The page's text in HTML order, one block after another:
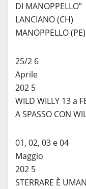
DI MANOPPELLO”
LANCIANO (CH)
MANOPPELLO (PE)
25/2 6
Aprile
202 5
WILD WILLY 13 a
A SPASSO CON
01, 02, 03 e 04
Maggio
202 5
STERRARE È